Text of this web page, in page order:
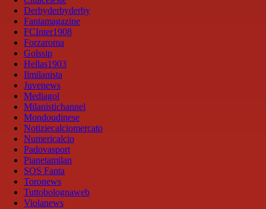
Derbyderbyderby
Fantamagazine
FCInter1908
Forzaroma
Golssip
Hellas1903
Ilmilanista
Juvenews
Mediagol
Milanistichannel
Mondoudinese
Notiziecalciomercato
Numericalcio
Padovasport
Pianetamilan
SOS Fanta
Toronews
Tuttobolognaweb
Violanews